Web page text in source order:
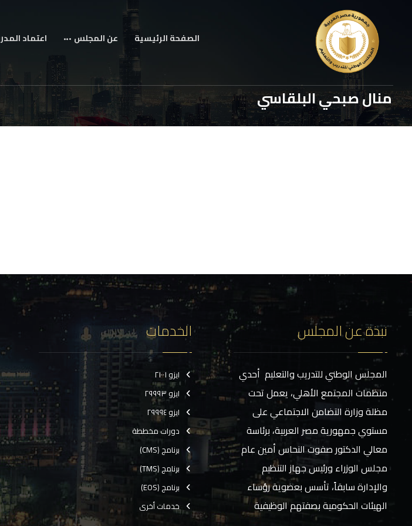
الصفحة الرئيسية عن المجلس اعتماد
منال صبحي البلقاسي
نبذة عن المجلس
المجلس الوطني للتدريب والتعليم أحدي
منظمات المجتمع الأهلي، يعمل تحت
مظلة وزارة التضامن الاجتماعي على
مستوي جمهورية مصر العربية، برئاسة
معالي الدكتور صفوت النحاس أمين عام
مجلس الوزراء ورئيس جهاز التنظيم
والإدارة سابقاً، تأسس بعضوية رؤساء
الهيئات الحكومية بصفتهم الوظيفية
الخدمات
ايزو ٢١٠٠١
ايزو ٢٩٩٩٣
ايزو ٢٩٩٩٤
دورات مخططة
برنامج (CMS)
برنامج (TMS)
برنامج (EOS)
خدمات أخرى